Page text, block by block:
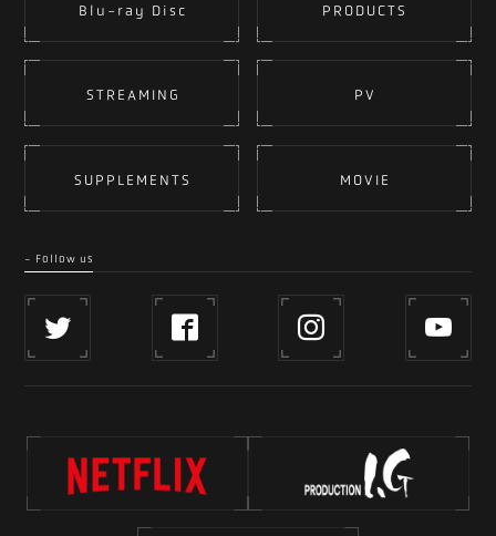
Blu-ray Disc PRODUCTS
STREAMING PV
SUPPLEMENTS MOVIE
- Follow us